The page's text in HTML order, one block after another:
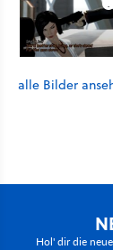
alle Bilder
Hol' dir die